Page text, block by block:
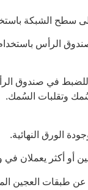
سطح الشبكة
الرأس
للضبط في صندوق
وتقلبات السُمك.
الورق النهائية.
أو أكثر يعملان
طبقات العجين